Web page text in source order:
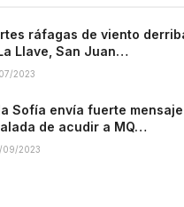
ráfagas de viento
Llave, San Juan…
2023
Sofía envía fuerte
de acudir a MQ…
09/2023